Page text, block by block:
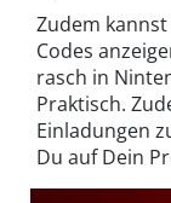
Zudem
Codes
rasch in
Praktisch.
Einladungen
Du auf Dein